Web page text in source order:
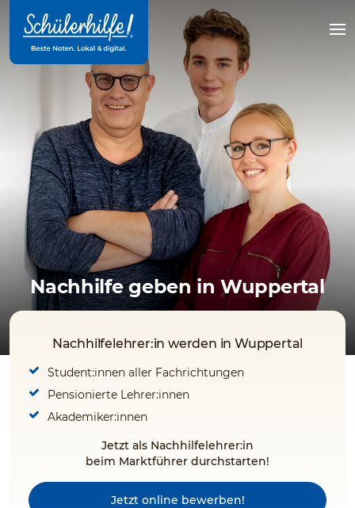
Hauptinhalt
Nachhilfe geben in Wuppertal
Nachhilfelehrer:in werden in Wuppertal
Student:innen aller Fachrichtungen
Pensionierte Lehrer:innen
Akademiker:innen
Jetzt als Nachhilfelehrer:in
beim Marktführer durchstarten!
Jetzt online bewerben!